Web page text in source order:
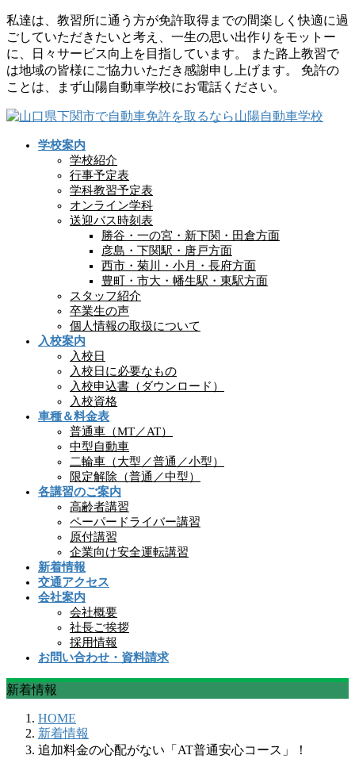
コ
ン
テ
ン
ツ
移
ナ
ビ
ゲ
ー
シ
ン
私達は、教習所に通う方が免許取得までの間楽しく快適に過
ごしていただきたいと考え、一生の思い出作りをモットー
に、日々サービス向上を目指しています。 また路上教習で
は地域の皆様にご協力いただき感謝申し上げます。 免許の
ことは、まず山陽自動車学校にお電話ください。
学校案内
学校紹介
行事予定表
学科教習予定表
オンライン学科
送迎バス時刻表
勝谷・一の宮・新下関・田倉方面
彦島・下関駅・唐戸方面
西市・菊川・小月・長府方面
豊町・市大・幡生駅・東駅方面
スタッフ紹介
卒業生の声
個人情報の取扱について
入校案内
入校日
入校日に必要なもの
入校申込書（ダウンロード）
入校資格
車種＆料金表
普通車（MT／AT）
中型自動車
二輪車（大型／普通／小型）
限定解除（普通／中型）
各講習のご案内
高齢者講習
ペーパードライバー講習
原付講習
企業向け安全運転講習
新着情報
交通アクセス
会社案内
会社概要
社長ご挨拶
採用情報
お問い合わせ・資料請求
新着情報
HOME
新着情報
追加料金の心配がない「AT普通安心コース」！